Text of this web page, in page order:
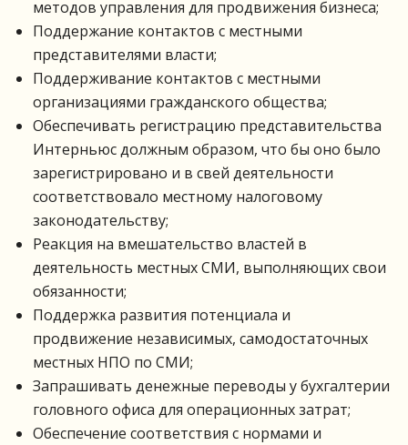
методов управления для продвижения бизнеса;
Поддержание контактов с местными
представителями власти;
Поддерживание контактов с местными
организациями гражданского общества;
Обеспечивать регистрацию представительства
Интерньюс должным образом, что бы оно было
зарегистрировано и в свей деятельности
соответствовало местному налоговому
законодательству;
Реакция на вмешательство властей в
деятельность местных СМИ, выполняющих свои
обязанности;
Поддержка развития потенциала и
продвижение независимых, самодостаточных
местных НПО по СМИ;
Запрашивать денежные переводы у бухгалтерии
головного офиса для операционных затрат;
Обеспечение соответствия с нормами и